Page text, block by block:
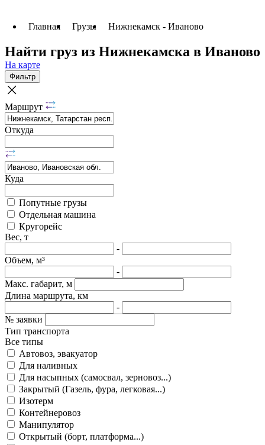
Главная Грузы Нижнекамск - Иваново
Найти груз из Нижнекамска в Иваново
На карте
Фильтр
Маршрут
Откуда
Куда
Попутные грузы
Отдельная машина
Кругорейс
Вес, т
-
Объем, м³
-
Макс. габарит, м
Длина маршрута, км
-
№ заявки
Тип транспорта
Все типы
Автовоз, эвакуатор
Для наливных
Для насыпных (самосвал, зерновоз...)
Закрытый (Газель, фура, легковая...)
Изотерм
Контейнеровоз
Манипулятор
Открытый (борт, платформа...)